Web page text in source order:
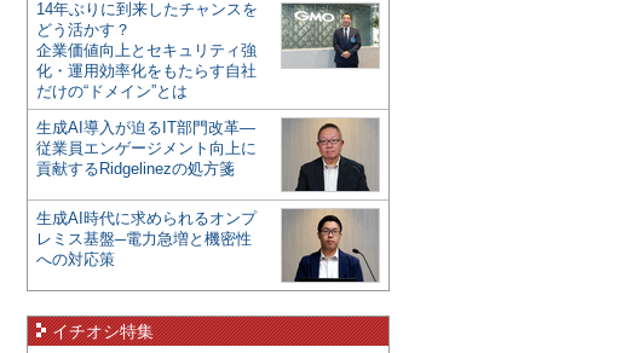
14年ぶりに到来したチャンスを
どう活かす？
企業価値向上とセキュリティ強
化・運用効率化をもたらす自社
だけの“ドメイン”とは
生成AI導入が迫るIT部門改革―
従業員エンゲージメント向上に
貢献するRidgelinezの処方箋
生成AI時代に求められるオンプ
レミス基盤─電力急増と機密性
への対応策
イチオシ特集